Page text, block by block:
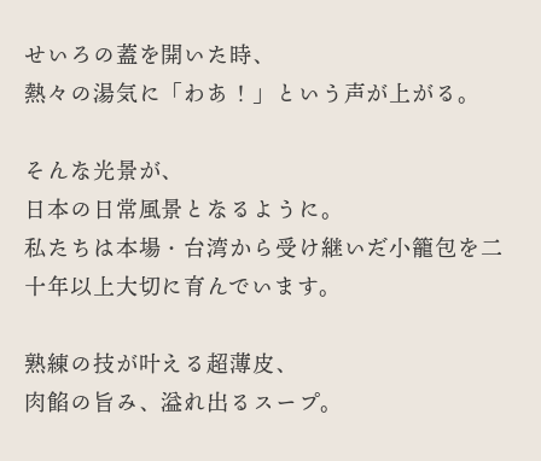
せいろの蓋を開いた時、
熱々の湯気に「わあ！」という声が上がる。
そんな光景が、
日本の日常風景となるように。
私たちは本場・台湾から受け継いだ小籠包を二
十年以上大切に育んでいます。
熟練の技が叶える超薄皮、
肉餡の旨み、溢れ出るスープ。